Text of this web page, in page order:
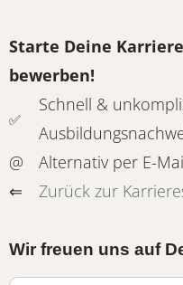
Starte Deine
bewerben!
✅
Schnell &
@
Alternativ per E-
⇐
Zurück zur
Wir freuen uns auf